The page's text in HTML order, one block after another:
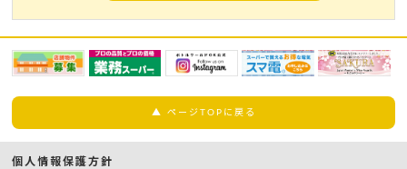
▲ ページTOPに戻る
個人情報保護方針